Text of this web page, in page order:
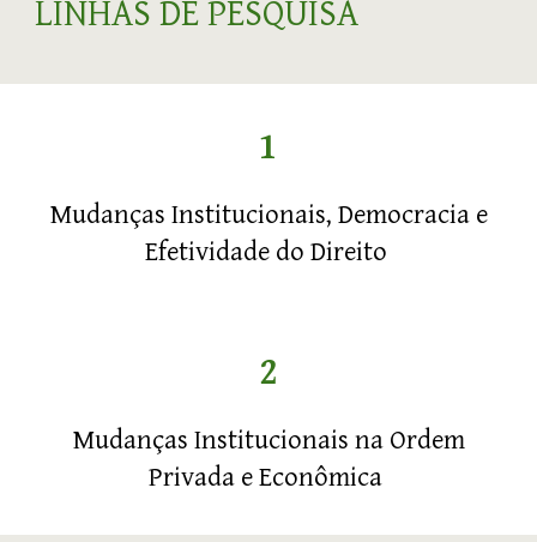
LINHAS DE PESQUISA
1
Mudanças Institucionais, Democracia e
Efetividade do Direito
2
Mudanças Institucionais na Ordem
Privada e Econômica